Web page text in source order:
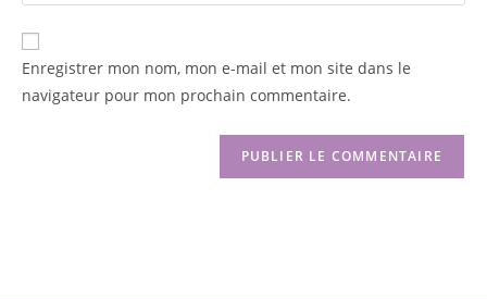
Enregistrer mon nom, mon e-mail et mon site dans le
navigateur pour mon prochain commentaire.